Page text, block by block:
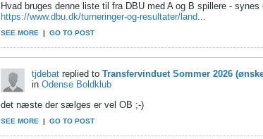
Hvad bruges denne liste til fra DBU med A og B spillere -
https://www.dbu.dk/turneringer-og-resultater/land...
SEE MORE GO TO POST
tjdebat replied to Transfervinduet Sommer 2026
in Odense Boldklub
det næste der sælges er vel OB ;-)
SEE MORE GO TO POST